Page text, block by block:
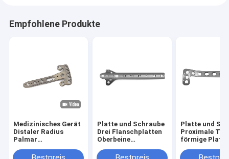
Empfohlene Produkte
Medizinisches Gerät
Distaler Radius
Palmar
Kompressionsplatte
Platte und Schraube
Drei Flanschplatten
Oberbeine
Platte und
Proximale
förmige